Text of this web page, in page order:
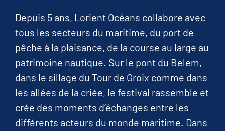
Depuis 5 ans, Lorient Océans collabore avec
tous les secteurs du maritime, du port de
pêche à la plaisance, de la course au large au
patrimoine nautique. Sur le pont du Belem,
dans le sillage du Tour de Groix comme dans
les allées de la criée, le festival rassemble et
crée des moments d’échanges entre les
différents acteurs du monde maritime. Dans